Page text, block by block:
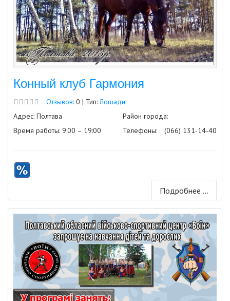
Конный клуб Гармония
Отзывов: 0 | Тип:Лошади
Адрес: Полтава
Время работы: 9:00 – 19:00
Район города:
Телефоны:
(066) 131-14-40
Подробнее ...